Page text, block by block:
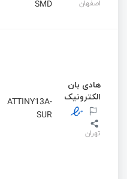
اصفهان
SMD
هادی بان
الکترونیک
تهران
ATTINY13A-
SUR